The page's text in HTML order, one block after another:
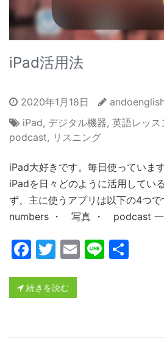
iPad活用法
2020年1月18日
iPad, デジタル機器, 英語レッス
podcast, リスニング
iPad大好きです。毎日使っていま
iPadを日々どのように活用してい
ず、主に使うアプリは以下の4つ
numbers ・ 写真 ・ podcast
Facebook
Twitter
Email
Line
続きを読む